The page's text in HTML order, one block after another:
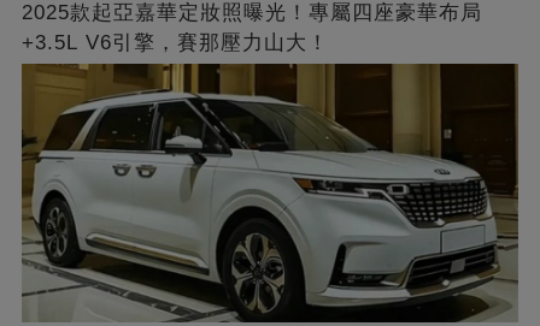
2025款起亞嘉華定妝照曝光！專屬四座豪華布局
+3.5L V6引擎，賽那壓力山大！